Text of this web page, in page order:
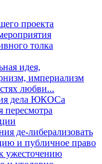
проекта
толка
идея,
империализм
любви...
дела ЮКОСа
пересмотра
де-либерализовать
и публичное право
ужесточению